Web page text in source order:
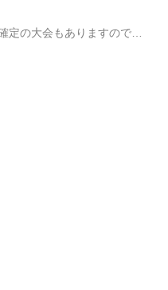
これから行われる秋田の囲碁大会のお知らせです。 開催日が未確定の大会もありますので、順次追加していく予定です。 今年は子供大会が個人・団体戦が１週間違いで行われ、６月は大会ラッシュですね。 『秋田囲碁大会スケジュール』 ５～９月 開催日 大会名 会場 ５月１３日（日） 朝日アマ名人戦 秋田地区予選 秋田囲碁センター ５月２０日（日） 朝日アマ名人戦 全県大会 秋田囲碁センター ５月２７日（日） 秋田テルサ杯 秋田テルサ ５月２７日（日） PIKAGO囲碁大会 秋田大学 手形キャンパス ６月２４日（日） 全日本アマ本因坊戦 秋田囲碁センター ８月１９日（日） 世界アマ日本代表戦 秋田大会 秋田囲碁センター ９月１日（土） 全県団体対抗囲碁大会 秋田JAビル 『子供囲碁大会』 開催日 大会名 会場 ６月３日（日） 少年少女囲碁大会 さきがけ印刷センター ６月１０日（日） 小中学生囲碁団体戦 秋田囲碁センター ← にほんブログ村に参加中 よろしかったらポチッと m(_ _)m まずはお知らせまで